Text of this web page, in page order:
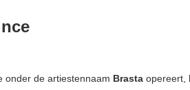
onder de artiestennaam Brasta opereert,